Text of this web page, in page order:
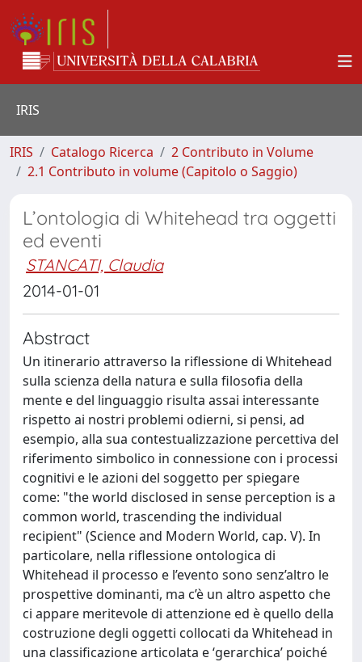
IRIS
IRIS Catalogo Ricerca
2 Contributo in Volume
2.1 Contributo in volume (Capitolo o Saggio)
L’ontologia di Whitehead tra oggetti
ed eventi
STANCATI, Claudia
2014-01-01
Abstract
Un itinerario attraverso la riflessione di Whitehead
sulla scienza della natura e sulla filosofia della
mente e del linguaggio risulta assai interessante
rispetto ai nostri problemi odierni, si pensi, ad
esempio, alla sua contestualizzazione percettiva del
riferimento simbolico in connessione con i processi
cognitivi e le azioni del soggetto per spiegare
come: "the world disclosed in sense perception is a
common world, trascending the individual
recipient" (Science and Modern World, cap. V). In
particolare, nella riflessione ontologica di
Whitehead il processo e l’evento sono senz’altro le
prospettive dominanti, ma c’è un altro aspetto che
ci appare meritevole di attenzione ed è quello della
costruzione degli oggetti collocati da Whitehead in
una classificazione articolata e ‘gerarchica’ poiché